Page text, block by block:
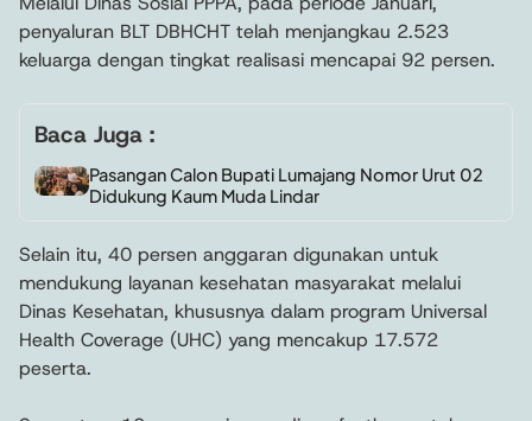
penyaluran BLT DBHCHT telah menjangkau 2.523
keluarga dengan tingkat realisasi mencapai 92 persen.
Baca Juga :
Pasangan Calon Bupati Lumajang Nomor Urut 02
Didukung Kaum Muda Lindar
Selain itu, 40 persen anggaran digunakan untuk
mendukung layanan kesehatan masyarakat melalui
Dinas Kesehatan, khususnya dalam program Universal
Health Coverage (UHC) yang mencakup 17.572
peserta.